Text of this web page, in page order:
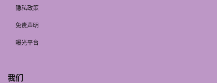
隐私政策
免责声明
曝光平台
我们